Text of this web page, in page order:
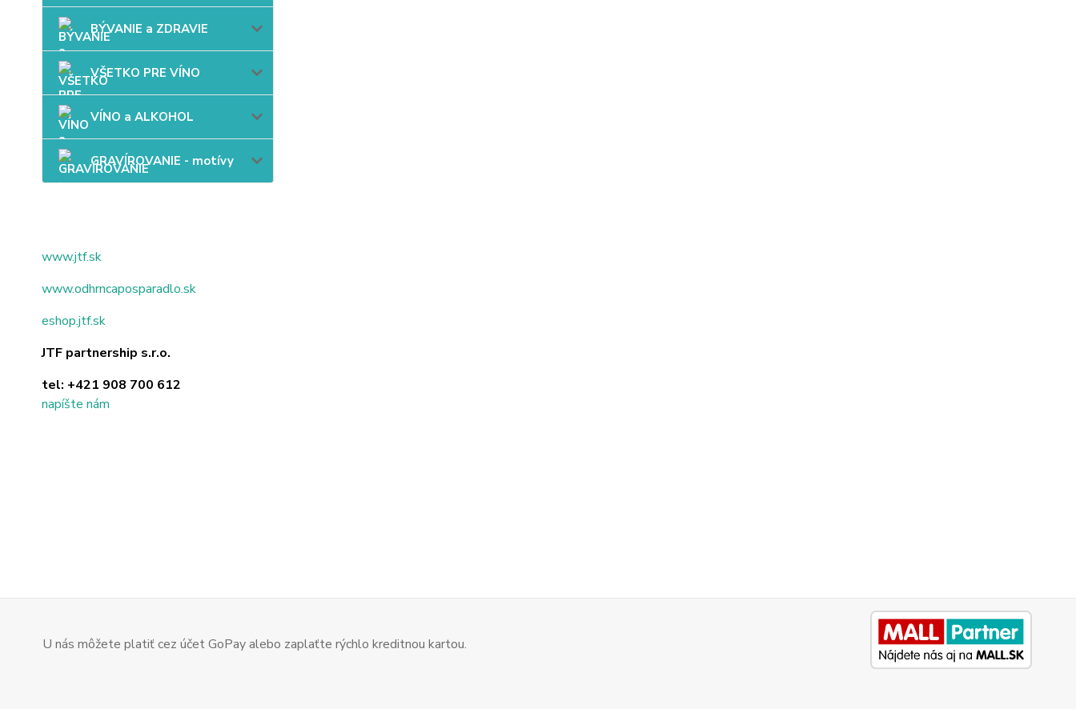
BÝVANIE a ZDRAVIE
VŠETKO PRE VÍNO
VÍNO a ALKOHOL
GRAVÍROVANIE - motívy
www.jtf.sk
www.odhrncaposparadlo.sk
eshop.jtf.sk
JTF partnership s.r.o.
tel: +421 908 700 612
napíšte nám
U nás môžete platiť cez účet GoPay alebo zaplaťte rýchlo kreditnou kartou.